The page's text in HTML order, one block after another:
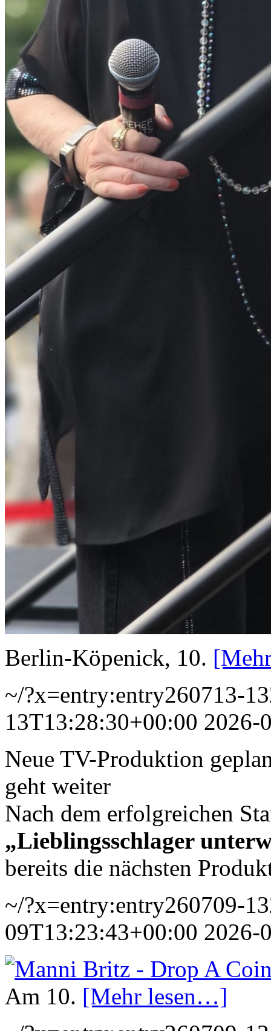
Berlin-Köpenick, 10.
~/?x=entry:entry260713-
13T13:28:30+00:00 2026-
Neue TV-Produktion
geht weiter
Nach dem erfolgreichen
„Lieblingsschlager
bereits die nächsten
~/?x=entry:entry260709-
09T13:23:43+00:00 2026-
Am 10. [Mehr lesen…]